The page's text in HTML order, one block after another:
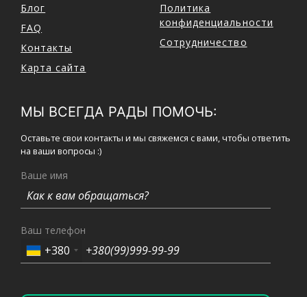
Блог
FAQ
Контакты
Карта сайта
Политика
конфиденциальности
Сотрудничество
МЫ ВСЕГДА РАДЫ ПОМОЧЬ:
Оставьте свои контакты и мы свяжемся с вами, чтобы ответить
на ваши вопросы :)
Ваше имя
Ваш телефон
+380